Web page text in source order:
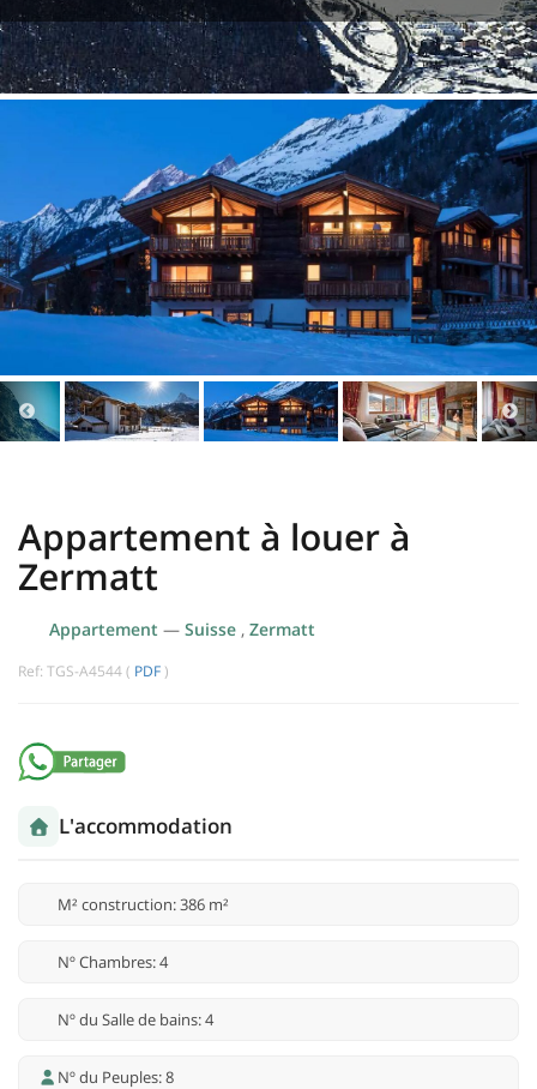
Appartement à louer à
Zermatt
Appartement — Suisse , Zermatt
Ref: TGS-A4544 ( PDF )
L'accommodation
M² construction: 386 m²
Nº Chambres: 4
Nº du Salle de bains: 4
Nº du Peuples: 8